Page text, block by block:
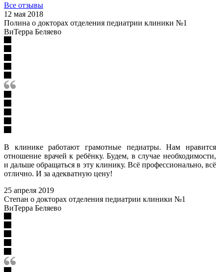
Все отзывы
12 мая 2018
Полина о докторах отделения педиатрии клиники №1
ВиТерра Беляево
В клинике работают грамотные педиатры. Нам нравится
отношение врачей к ребёнку. Будем, в случае необходимости,
и дальше обращаться в эту клинику. Всё профессионально, всё
отлично. И за адекватную цену!
25 апреля 2019
Степан о докторах отделения педиатрии клиники №1
ВиТерра Беляево